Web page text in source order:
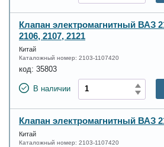
Клапан электромагнитный ВАЗ
2106, 2107, 2121
Китай
Каталожный номер: 2103-1107420
код: 35803
В наличии
Клапан электромагнитный ВАЗ
Китай
Каталожный номер: 2103-1107420